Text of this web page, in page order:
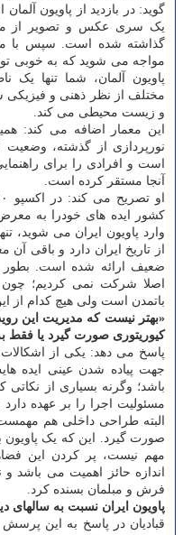
گوید: در بازدید از پاویون
یک سری عکس و تصویر از
گذاشته شده است. سپس با
مواجه می شوید که به خوبی
پاویون آلمان، شما تنها
مختلف از نظر ذهنی و فیزیکی
و زیست محیطی می کند.
این معمار اضافه می کند:
نورپردازی از گذشته، وضعیت
است و افرادی را برای
آنجا مستقر کرده است.
کشور ایده های خودرا به
وارد پاویون ایران می شوید،
از تاریخ ایران دارد و باقی
ضعیف ارائه شده است. بطور
اصلا شرکت نمی کردیم؛ چون
باتمدن است ولی هیچ کدام از
«بهتر نیست که مدیریت این
کیوریتوری صورت گیرد یا فقط
پاسخ می دهد: یکی از
جهت پیاده شدن عینی ایده
باشد؛ وگرنه بسیاری از
مسئولیت اجرا را بر عهده
البته طراحی داخلی هم
صورت گیرد. این که یک پاویون
مهم نیست، پر کردن این
اندازه حائز اهمیت می باشد و
فرش و مبلمان بسنده کرد.
پاویون ایران نسبت به سالهای
قبادیان در پاسخ به این پرسش